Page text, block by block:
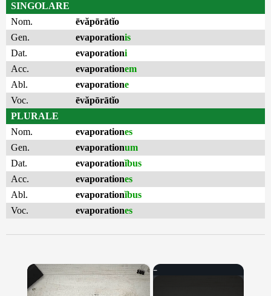
SINGOLARE
Nom.
ēvăpōrātĭo
Gen.
evaporationis
Dat.
evaporationi
Acc.
evaporationem
Abl.
evaporatione
Voc.
ēvăpōrātĭo
PLURALE
Nom.
evaporationes
Gen.
evaporationum
Dat.
evaporationĭbus
Acc.
evaporationes
Abl.
evaporationĭbus
Voc.
evaporationes
×